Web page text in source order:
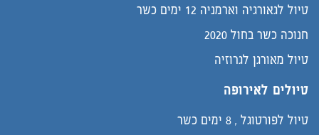
טיול לגאורגיה וארמניה 12 ימים כשר
חנוכה כשר בחול 2020
טיול מאורגן לגרוזיה
טיולים לאירופה
טיול לפורטוגל , 8 ימים כשר